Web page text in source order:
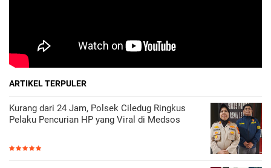
ARTIKEL TERPULER
Kurang dari 24 Jam, Polsek Ciledug Ringkus
Pelaku Pencurian HP yang Viral di Medsos